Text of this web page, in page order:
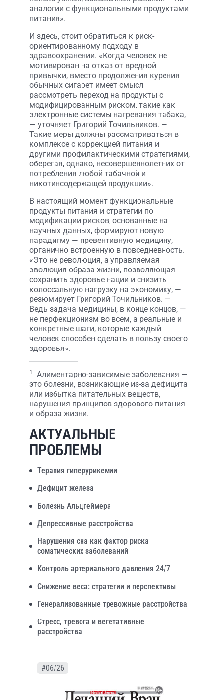
аналогии с функциональными продуктами
питания».
И здесь, стоит обратиться к риск-
ориентированному подходу в
здравоохранении. «Когда человек не
мотивирован на отказ от вредной
привычки, вместо продолжения курения
обычных сигарет имеет смысл
рассмотреть переход на продукты с
модифицированным риском, такие как
электронные системы нагревания табака,
— уточняет Григорий Точильников. —
Такие меры должны рассматриваться в
комплексе с коррекцией питания и
другими профилактическими стратегиями,
оберегая, однако, несовершеннолетних от
потребления любой табачной и
никотинсодержащей продукции».
В настоящий момент функциональные
продукты питания и стратегии по
модификации рисков, основанные на
научных данных, формируют новую
парадигму — превентивную медицину,
органично встроенную в повседневность.
«Это не революция, а управляемая
эволюция образа жизни, позволяющая
сохранить здоровье нации и снизить
колоссальную нагрузку на экономику, —
резюмирует Григорий Точильников. —
Ведь задача медицины, в конце концов, —
не перфекционизм во всем, а реальные и
конкретные шаги, которые каждый
человек способен сделать в пользу своего
здоровья».
1
Алиментарно-зависимые заболевания —
это болезни, возникающие из-за дефицита
или избытка питательных веществ,
нарушения принципов здорового питания
и образа жизни.
АКТУАЛЬНЫЕ
ПРОБЛЕМЫ
Терапия гиперурикемии
Дефицит железа
Болезнь Альцгеймера
Депрессивные расстройства
Нарушения сна как фактор риска
соматических заболеваний
Контроль артериального давления 24/7
Снижение веса: стратегии и перспективы
Генерализованные тревожные расстройства
Стресс, тревога и вегетативные
расстройства
#06/26